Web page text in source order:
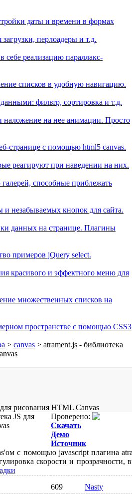
даты и времени в формах
перлоадеры и т.д.
реализацию параллакс-
списков в удобную навигацию.
фильтр, сортировка и т.д.
наложение на нее анимации. Просто
странице с помощью html5 canvas.
реагируют при наведении на них.
способные приблежать
незабываемых кнопок для сайта.
данных на странице. Плагины
примеров jQuery select.
красивого и эффектного меню для
множественных списков на
пространстве с помощью CSS3
> canvas > atrament.js - библиотека
рисования HTML Canvas
Проверено:
Скачать
Демо
Источник
с помощью javascript плагина
скорости и прозрачности,
609 Nasty